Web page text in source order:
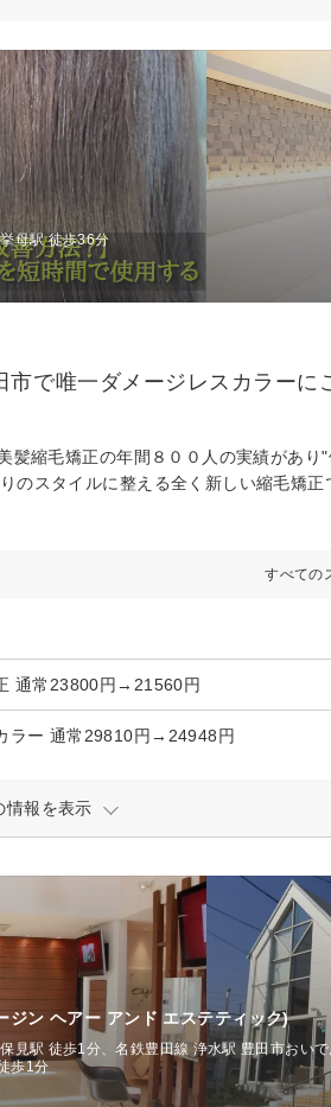
母駅 徒歩36分
で唯一ダメージレスカラーに
縮毛矯正の年間８００人の実績があり
スタイルに整える全く新しい縮毛矯正
すべての
通常23800円→21560円
ラー 通常29810円→24948円
情報を表示
ジン ヘアー アンド エステティック)
見駅 徒歩1分、名鉄豊田線 浄水駅 豊田市おいで
歩1分